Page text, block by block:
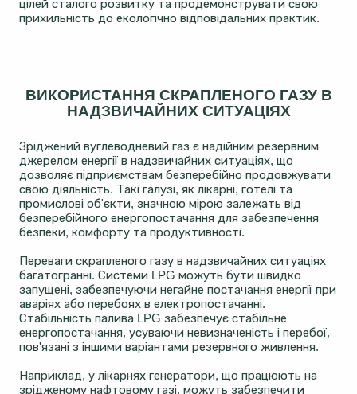
цілей сталого розвитку та продемонструвати свою
прихильність до екологічно відповідальних практик.
ВИКОРИСТАННЯ СКРАПЛЕНОГО ГАЗУ В
НАДЗВИЧАЙНИХ СИТУАЦІЯХ
Зріджений вуглеводневий газ є надійним резервним
джерелом енергії в надзвичайних ситуаціях, що
дозволяє підприємствам безперебійно продовжувати
свою діяльність. Такі галузі, як лікарні, готелі та
промислові об'єкти, значною мірою залежать від
безперебійного енергопостачання для забезпечення
безпеки, комфорту та продуктивності.
Переваги скрапленого газу в надзвичайних ситуаціях
багатогранні. Системи LPG можуть бути швидко
запущені, забезпечуючи негайне постачання енергії при
аваріях або перебоях в електропостачанні.
Стабільність палива LPG забезпечує стабільне
енергопостачання, усуваючи невизначеність і перебої,
пов'язані з іншими варіантами резервного живлення.
Наприклад, у лікарнях генератори, що працюють на
зрідженому нафтовому газі, можуть забезпечити